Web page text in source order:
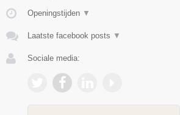
Openingstijden ▼
Laatste facebook posts ▼
Sociale media: